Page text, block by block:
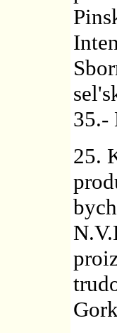
35.-
25.